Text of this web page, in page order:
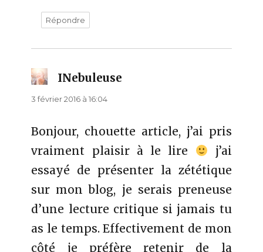
Répondre
INebuleuse
3 février 2016 à 16:04
Bonjour, chouette article, j’ai pris
vraiment plaisir à le lire
j’ai
essayé de présenter la zététique
sur mon blog, je serais preneuse
d’une lecture critique si jamais tu
as le temps. Effectivement de mon
côté je préfère retenir de la